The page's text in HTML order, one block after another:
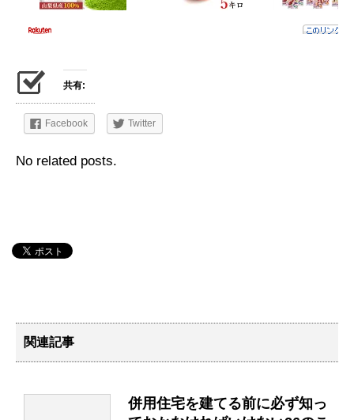
共有:
Facebook Twitter
No related posts.
関連記事
併用住宅を建てる前に必ず知っ